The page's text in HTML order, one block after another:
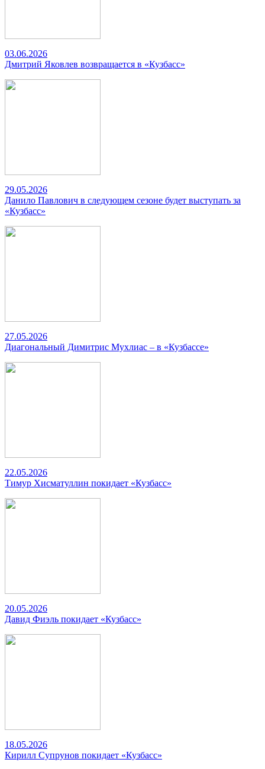
03.06.2026
Дмитрий Яковлев возвращается в «Кузбасс»
29.05.2026
Данило Павлович в следующем сезоне будет выступать за
«Кузбасс»
27.05.2026
Диагональный Димитрис Мухлиас – в «Кузбассе»
22.05.2026
Тимур Хисматуллин покидает «Кузбасс»
20.05.2026
Давид Фиэль покидает «Кузбасс»
18.05.2026
Кирилл Супрунов покидает «Кузбасс»